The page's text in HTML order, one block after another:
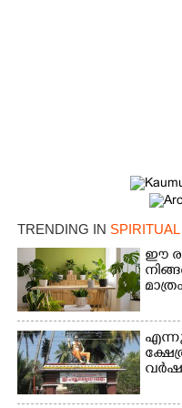
TRENDING IN SPIRITUAL
ഈ